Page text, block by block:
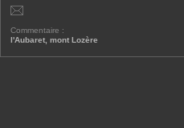
Commentaire :
l'Aubaret, mont Lozère